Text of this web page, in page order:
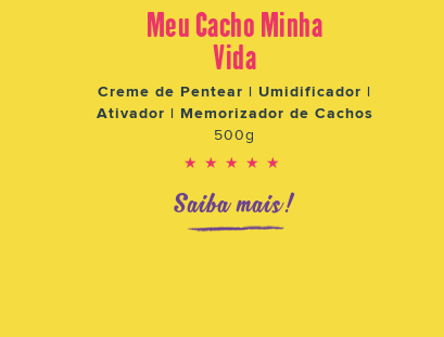
Meu Cacho Minha
Vida
Creme de Pentear | Umidificador |
Ativador | Memorizador de Cachos
500g
★★★★★
Saiba mais!